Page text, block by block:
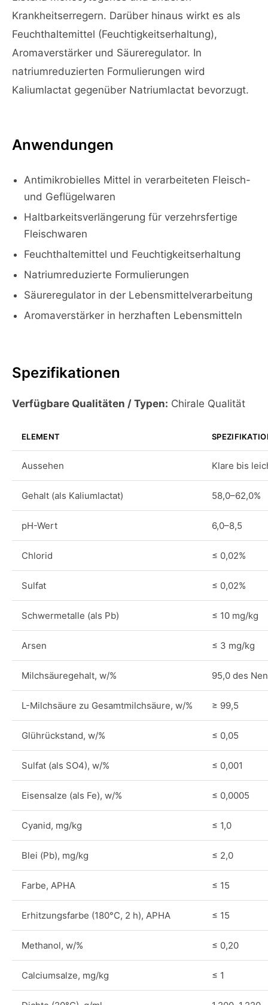
Krankheitserregern. Darüber hinaus wirkt es als
Feuchthaltemittel (Feuchtigkeitserhaltung),
Aromaverstärker und Säureregulator. In
natriumreduzierten Formulierungen wird
Kaliumlactat gegenüber Natriumlactat bevorzugt.
Anwendungen
Antimikrobielles Mittel in verarbeiteten Fleisch-
und Geflügelwaren
Haltbarkeitsverlängerung für verzehrsfertige
Fleischwaren
Feuchthaltemittel und Feuchtigkeitserhaltung
Natriumreduzierte Formulierungen
Säureregulator in der Lebensmittelverarbeitung
Aromaverstärker in herzhaften Lebensmitteln
Spezifikationen
Verfügbare Qualitäten / Typen: Chirale Qualität
ELEMENT
Aussehen Klare bis
Gehalt (als Kaliumlactat) 58,0–62,0%
pH-Wert 6,0–8,5
Chlorid ≤ 0,02%
Sulfat ≤ 0,02%
Schwermetalle (als Pb) ≤ 10 mg/kg
Arsen ≤ 3 mg/kg
Milchsäuregehalt, w/% 95,0 des
L-Milchsäure zu Gesamtmilchsäure, w/% ≥ 99,5
Glührückstand, w/% ≤ 0,05
Sulfat (als SO4), w/% ≤ 0,001
Eisensalze (als Fe), w/% ≤ 0,0005
Cyanid, mg/kg ≤ 1,0
Blei (Pb), mg/kg ≤ 2,0
Farbe, APHA ≤ 15
Erhitzungsfarbe (180°C, 2 h), APHA ≤ 15
Methanol, w/% ≤ 0,20
Calciumsalze, mg/kg ≤ 1